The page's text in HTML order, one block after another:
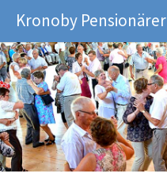
Kronoby Pensionärer